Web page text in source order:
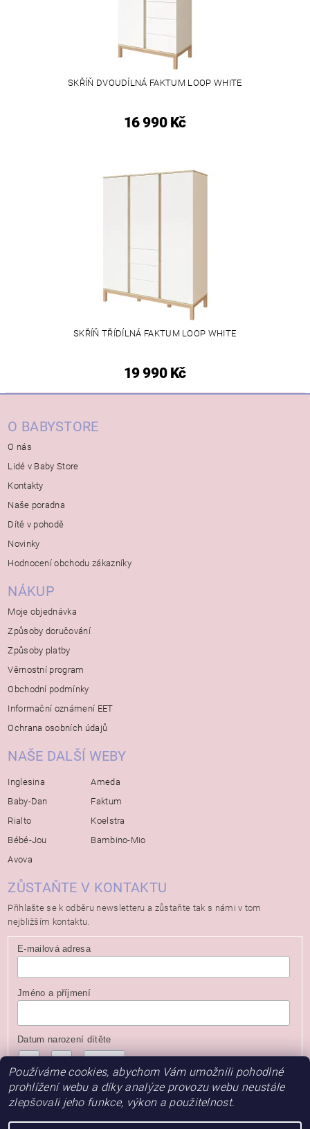
SKŘÍŇ DVOUDÍLNÁ FAKTUM LOOP WHITE
16 990 Kč
SKŘÍŇ TŘÍDÍLNÁ FAKTUM LOOP WHITE
19 990 Kč
O BABYSTORE
O nás
Lidé v Baby Store
Kontakty
Naše poradna
Dítě v pohodě
Novinky
Hodnocení obchodu zákazníky
NÁKUP
Moje objednávka
Způsoby doručování
Způsoby platby
Věrnostní program
Obchodní podmínky
Informační oznámení EET
Ochrana osobních údajů
NAŠE DALŠÍ WEBY
Inglesina
Baby-Dan
Rialto
Bébé-Jou
Avova
Ameda
Faktum
Koelstra
Bambino-Mio
ZŮSTAŇTE V KONTAKTU
Přihlašte se k odběru newsletteru a zůstaňte tak s námi v tom
nejbližším kontaktu.
E-mailová adresa
Jméno a příjmení
Datum narození dítěte
Používáme cookies, abychom Vám umožnili pohodlné
prohlížení webu a díky analýze provozu webu neustále
zlepšovali jeho funkce, výkon a použitelnost.